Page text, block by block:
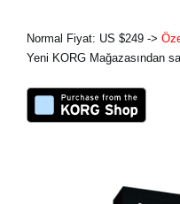
Normal Fiyat: US $249 ->
Yeni KORG Mağazasından